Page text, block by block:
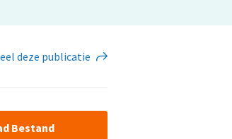
deze publicatie
Bestand